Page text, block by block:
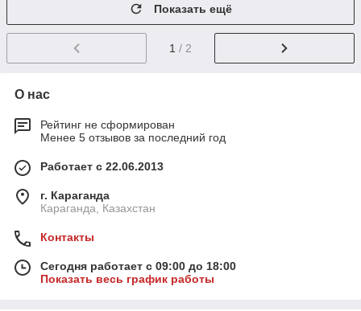
Показать ещё
1 / 2
О нас
Рейтинг не сформирован
Менее 5 отзывов за последний год
Работает с 22.06.2013
г. Караганда
Караганда, Казахстан
Контакты
Сегодня работает с 09:00 до 18:00
Показать весь график работы